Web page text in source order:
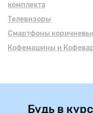
комплекта
Телевизоры
Смартфоны
Кофемашины и
Будь в